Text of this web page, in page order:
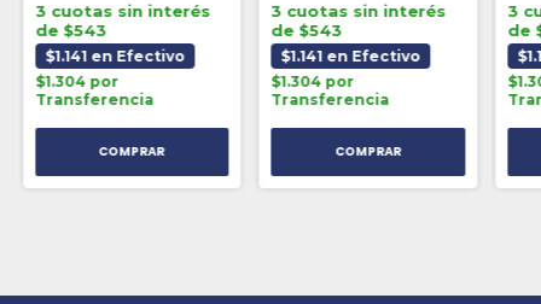
3 cuotas sin interés
de $543
$1.141 en Efectivo
$1.304 por
Transferencia
3 cuotas sin interés
de $543
$1.141 en Efectivo
$1.304 por
Transferencia
3
de